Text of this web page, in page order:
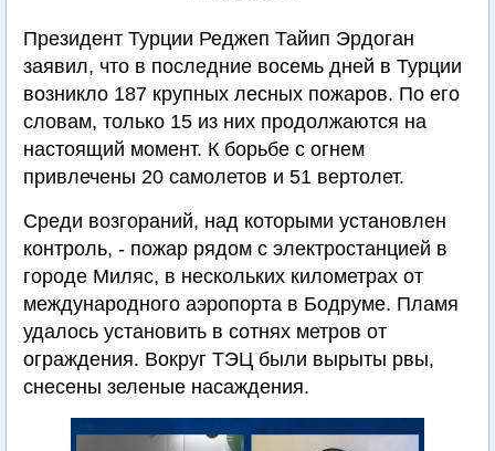
Президент Турции Реджеп Тайип Эрдоган
заявил, что в последние восемь дней в Турции
возникло 187 крупных лесных пожаров. По его
словам, только 15 из них продолжаются на
настоящий момент. К борьбе с огнем
привлечены 20 самолетов и 51 вертолет.
Среди возгораний, над которыми установлен
контроль, - пожар рядом с электростанцией в
городе Миляс, в нескольких километрах от
международного аэропорта в Бодруме. Пламя
удалось установить в сотнях метров от
ограждения. Вокруг ТЭЦ были вырыты рвы,
снесены зеленые насаждения.